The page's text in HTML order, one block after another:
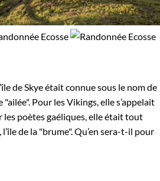
de Skye était connue sous le nom de
"ailée". Pour les Vikings, elle s’appelait
les poètes gaéliques, elle était tout
de la "brume". Qu’en sera-t-il pour